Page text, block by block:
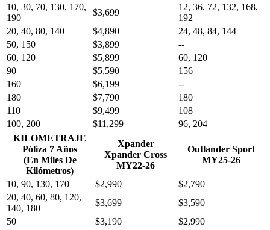
10, 30, 70, 130, 170,
190
$3,699
12, 36, 72, 132, 168,
192
20, 40, 80, 140
$4,890
24, 48, 84, 144
50, 150
$3,899
--
60, 120
$5,899
60, 120
90
$5,590
156
160
$6,199
--
180
$7,790
180
110
$9,499
108
100, 200
$11,299
96, 204
KILOMETRAJE
Póliza 7 Años
(En Miles De
Kilómetros)
Xpander
Xpander Cross
MY22-26
Outlander Sport
MY25-26
10, 90, 130, 170 $2,990
$2,790
20, 40, 60, 80, 120,
140, 180
$3,699
$3,590
50
$3,190
$2,990